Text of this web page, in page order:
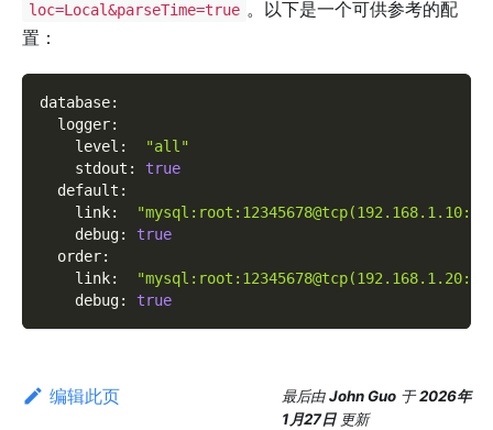
loc=Local&parseTime=true 。以下是一个可供参考的配
置：
database:
logger:
level :
"all"
stdout :
true
default :
link:
debug:
true
order:
link:
debug: true
编辑此页 最后由John Guo 于2026年
1月27日 更新